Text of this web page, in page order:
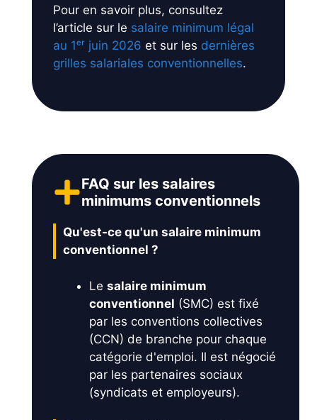
Pour en savoir plus, consultez
l’article sur le salaire minimum légal
au 1ᵉʳ juin 2026 et sur les dernières
grilles salariales conventionnelles.
FAQ sur les salaires
minimums conventionnels
Qu'est-ce qu'un salaire minimum
conventionnel ?
Le salaire minimum
conventionnel (SMC) est fixé
par les conventions collectives
(CCN) de branche pour chaque
catégorie d'emploi. Il est négocié
par les partenaires sociaux
(syndicats et employeurs).